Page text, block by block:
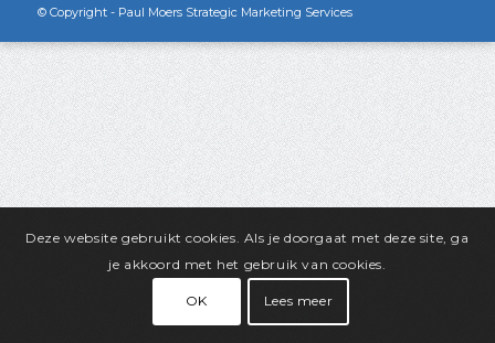
© Copyright - Paul Moers Strategic Marketing Services
Deze website gebruikt cookies. Als je doorgaat met deze site, ga
je akkoord met het gebruik van cookies.
OK Lees meer